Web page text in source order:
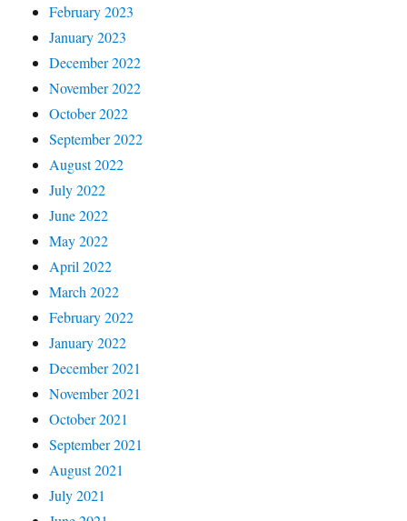
February 2023
January 2023
December 2022
November 2022
October 2022
September 2022
August 2022
July 2022
June 2022
May 2022
April 2022
March 2022
February 2022
January 2022
December 2021
November 2021
October 2021
September 2021
August 2021
July 2021